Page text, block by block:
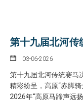
第十九届北河传
03-06-2026
第十九届北河传统赛马
精彩纷呈，高原“赤脚
2026年“高原马蹄声远